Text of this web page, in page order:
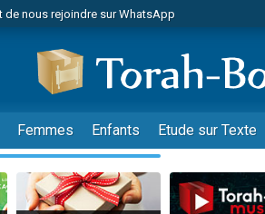
de nous rejoindre sur WhatsApp
de faire un don pour 5 jours de vacances aux
de faire un don pour Diane, 80 ans, dans un
de nous rejoindre sur WhatsApp
de demander une bénédiction
de faire un don pour Sauvez la jambe de
pour étudier en groupe sur Zoom
Femmes Enfants Etude sur Texte